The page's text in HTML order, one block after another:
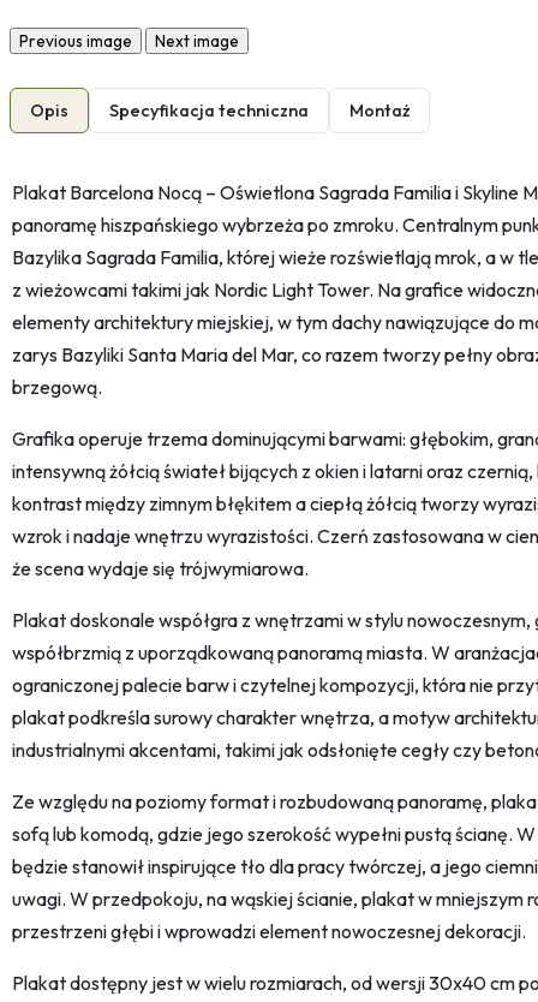
Previous image Next image
Opis Specyfikacja techniczna Montaż
Plakat Barcelona Nocą – Oświetlona Sagrada Familia i Skyline
panoramę hiszpańskiego wybrzeża po zmroku. Centralnym
Bazylika Sagrada Familia, której wieże rozświetlają mrok, a w
z wieżowcami takimi jak Nordic Light Tower. Na grafice
elementy architektury miejskiej, w tym dachy nawiązujące do
zarys Bazyliki Santa Maria del Mar, co razem tworzy pełny
brzegową.
Grafika operuje trzema dominującymi barwami: głębokim,
intensywną żółcią świateł bijących z okien i latarni oraz
kontrast między zimnym błękitem a ciepłą żółcią tworzy
wzrok i nadaje wnętrzu wyrazistości. Czerń zastosowana w
że scena wydaje się trójwymiarowa.
Plakat doskonale współgra z wnętrzami w stylu
współbrzmią z uporządkowaną panoramą miasta. W
ograniczonej palecie barw i czytelnej kompozycji, która nie
plakat podkreśla surowy charakter wnętrza, a motyw
industrialnymi akcentami, takimi jak odsłonięte cegły czy
Ze względu na poziomy format i rozbudowaną panoramę,
sofą lub komodą, gdzie jego szerokość wypełni pustą ścianę.
będzie stanowił inspirujące tło dla pracy twórczej, a jego
uwagi. W przedpokoju, na wąskiej ścianie, plakat w mniejszym
przestrzeni głębi i wprowadzi element nowoczesnej dekoracji.
Plakat dostępny jest w wielu rozmiarach, od wersji 30x40 cm